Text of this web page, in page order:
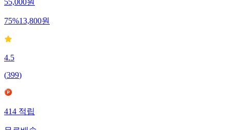
55,000원
75%13,800원
4.5
(399)
414적립